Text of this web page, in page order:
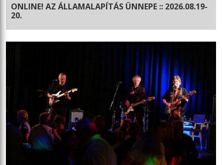
ONLINE! AZ ÁLLAMALAPÍTÁS ÜNNEPE :: 2026.08.19-
20.